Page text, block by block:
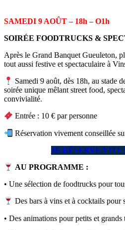
SAMEDI 9 AOÛT – 18h – O1h
SOIRÉE FOODTRUCKS &
Après le Grand Banquet Gueuleton,
tout aussi festive et spectaculaire à
Samedi 9 août, dès 18h, au stade
soirée unique mêlant street food,
convivialité.
Entrée : 10 € par personne
Réservation vivement conseillée
JE RÉSERVE
AU PROGRAMME :
• Une sélection de foodtrucks pour
Des bars à vins et à cocktails pour
• Des animations pour petits et